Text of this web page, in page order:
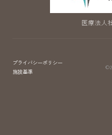
医療法人
プライバシーポリシー
施設基準